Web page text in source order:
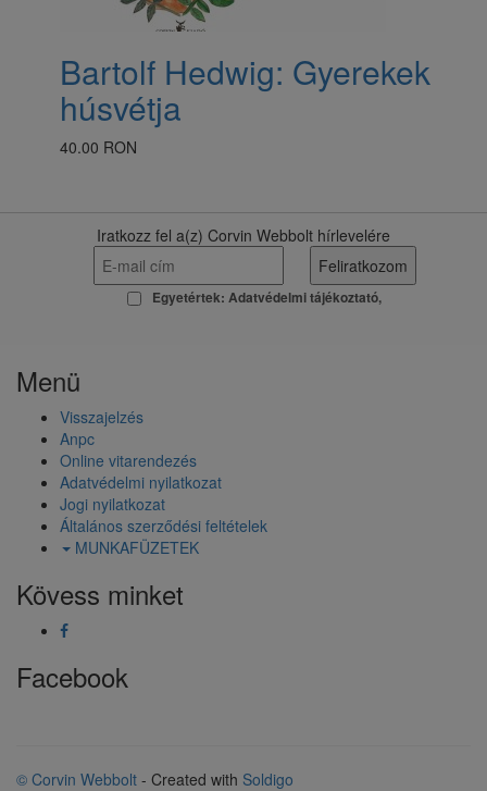
Bartolf Hedwig: Gyerekek
húsvétja
40.00 RON
Iratkozz fel a(z) Corvin Webbolt hírlevelére
Egyetértek: Adatvédelmi tájékoztató
Menü
Visszajelzés
Anpc
Online vitarendezés
Adatvédelmi nyilatkozat
Jogi nyilatkozat
Általános szerződési feltételek
MUNKAFÜZETEK
Kövess minket
Facebook
© Corvin Webbolt - Created with Soldigo